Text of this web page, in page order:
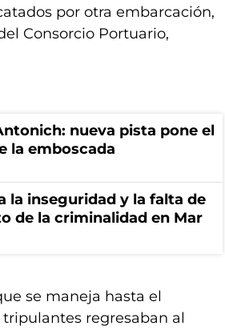
por otra embarcación,
Consorcio Portuario,
nueva pista pone el
la emboscada
la inseguridad y la falta de
de la criminalidad en Mar
se maneja hasta el
regresaban al